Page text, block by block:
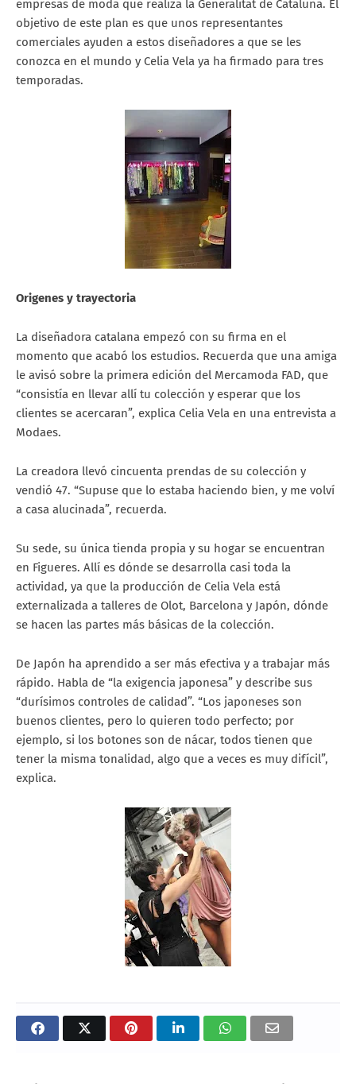
empresas de moda que realiza la Generalitat de Cataluña. El
objetivo de este plan es que unos representantes
comerciales ayuden a estos diseñadores a que se les
conozca en el mundo y Celia Vela ya ha firmado para tres
temporadas.
Origenes y trayectoria
La diseñadora catalana empezó con su firma en el
momento que acabó los estudios. Recuerda que una amiga
le avisó sobre la primera edición del Mercamoda FAD, que
“consistía en llevar allí tu colección y esperar que los
clientes se acercaran”, explica Celia Vela en una entrevista a
Modaes.
La creadora llevó cincuenta prendas de su colección y
vendió 47. “Supuse que lo estaba haciendo bien, y me volví
a casa alucinada”, recuerda.
Su sede, su única tienda propia y su hogar se encuentran
en Figueres. Allí es dónde se desarrolla casi toda la
actividad, ya que la producción de Celia Vela está
externalizada a talleres de Olot, Barcelona y Japón, dónde
se hacen las partes más básicas de la colección.
De Japón ha aprendido a ser más efectiva y a trabajar más
rápido. Habla de “la exigencia japonesa” y describe sus
“durísimos controles de calidad”. “Los japoneses son
buenos clientes, pero lo quieren todo perfecto; por
ejemplo, si los botones son de nácar, todos tienen que
tener la misma tonalidad, algo que a veces es muy difícil”,
explica.